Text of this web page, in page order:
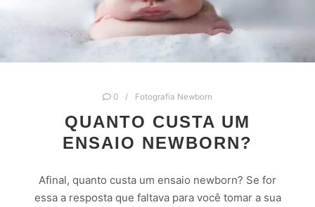
0 Fotografia Newborn
QUANTO CUSTA UM
ENSAIO NEWBORN?
Afinal, quanto custa um ensaio newborn? Se for
essa a resposta que faltava para você tomar a sua